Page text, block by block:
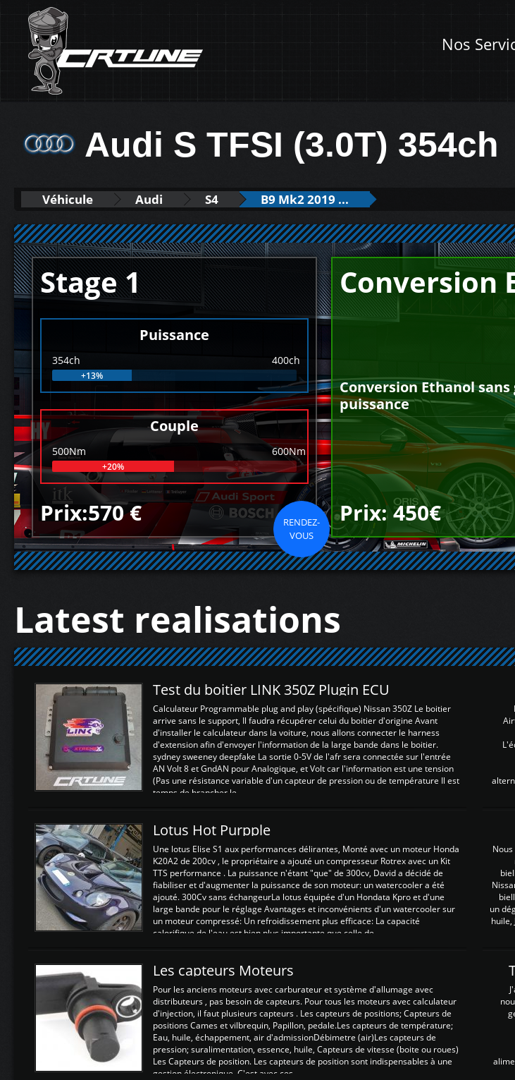
Nos
Audi S TFSI (3.0T) 354ch
Véhicule Audi S4 B9 Mk2 2019 ...
Stage 1
Puissance
354ch 400ch
+13%
Couple
500Nm 600Nm
+20%
Prix:570 €
RENDEZ-
VOUS
Conversion
Conversion Ethanol sans
puissance
Prix: 450€
Latest realisations
Test du boitier LINK 350Z Plugin ECU
Calculateur Programmable plug and play (spécifique) Nissan 350Z Le boitier
arrive sans le support, Il faudra récupérer celui du boitier d'origine Avant
d'installer le calculateur dans la voiture, nous allons connecter le harness
d'extension afin d'envoyer l'information de la large bande dans le boitier.
sydney sweeney deepfake La sortie 0-5V de l'afr sera connectée sur l'entrée
AN Volt 8 et GndAN pour Analogique, et Volt car l'information est une tension
(Pas une résistance variable d'un capteur de pression ou de température Il est
temps de brancher le ...
Lotus Hot Purpple
Une lotus Elise S1 aux performances délirantes, Monté avec un moteur Honda
K20A2 de 200cv , le propriétaire a ajouté un compresseur Rotrex avec un Kit
TTS performance . La puissance n'étant "que" de 300cv, David a décidé de
fiabiliser et d'augmenter la puissance de son moteur: un watercooler a été
ajouté. 300Cv sans échangeurLa lotus équipée d'un Hondata Kpro et d'une
large bande pour le réglage Avantages et inconvénients d'un watercooler sur
un moteur compressé: Un refroidissement plus efficace: La capacité
calorifique de l'eau est bien plus importante que celle de ...
un
huile,
Les capteurs Moteurs
Pour les anciens moteurs avec carburateur et système d'allumage avec
distributeurs , pas besoin de capteurs. Pour tous les moteurs avec calculateur
d'injection, il faut plusieurs capteurs . Les capteurs de positions; Capteurs de
positions Cames et vilbrequin, Papillon, pedale.Les capteurs de température;
Eau, huile, échappement, air d'admissionDébimetre (air)Les capteurs de
pression; suralimentation, essence, huile, Capteurs de vitesse (boite ou roues)
Les Capteurs de position. Les capteurs de position sont indispensables à une
gestion électronique. C'est avec ces ...